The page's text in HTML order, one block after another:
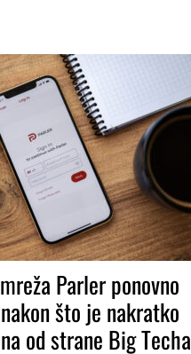
Parler ponovno
što je nakratko
od strane Big Techa